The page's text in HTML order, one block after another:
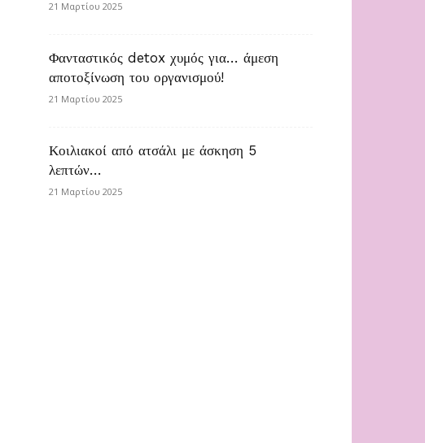
21 Μαρτίου 2025
Φανταστικός detox χυμός για… άμεση
αποτοξίνωση του οργανισμού!
21 Μαρτίου 2025
Κοιλιακοί από ατσάλι με άσκηση 5
λεπτών…
21 Μαρτίου 2025